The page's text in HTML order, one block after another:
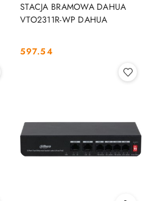
STACJA BRAMOWA DAHUA
VTO2311R-WP DAHUA
Cena:
597.54